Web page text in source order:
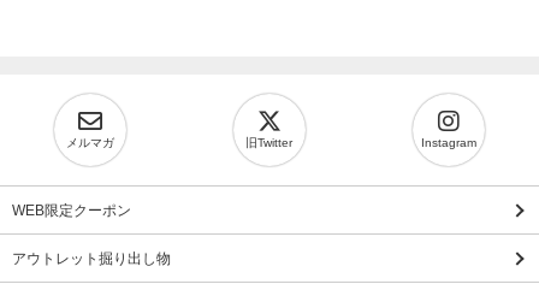
メルマガ 旧Twitter Instagram
WEB限定クーポン
アウトレット掘り出し物